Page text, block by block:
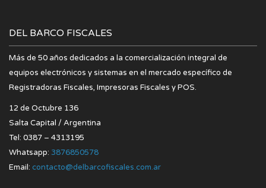
DEL BARCO FISCALES
Más de 50 años dedicados a la comercialización integral de
equipos electrónicos y sistemas en el mercado específico de
Registradoras Fiscales, Impresoras Fiscales y POS.
12 de Octubre 136
Salta Capital / Argentina
Tel: 0387 – 4313195
Whatsapp: 3876850578
Email: contacto@delbarcofiscales.com.ar